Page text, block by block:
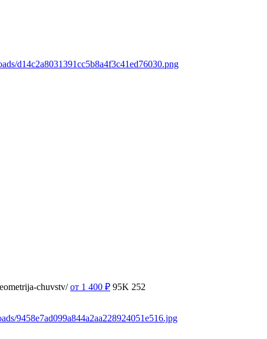
d14c2a8031391cc5b8a4f3c41ed76030.png
chuvstv/ от 1 400 ₽ 95K 252
9458e7ad099a844a2aa228924051e516.jpg